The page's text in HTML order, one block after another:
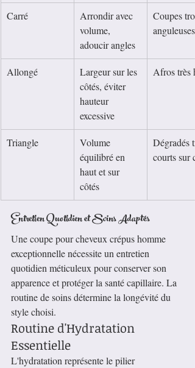
Carré
Arrondir avec
volume,
adoucir angles
Coupes
anguleuses
Allongé
Largeur sur les
côtés, éviter
hauteur
excessive
Afros très
Triangle
Volume
équilibré en
haut et sur
côtés
Dégradés
courts sur
Entretien Quotidien et Soins Adaptés
Une coupe pour cheveux crépus homme
exceptionnelle nécessite un entretien
quotidien méticuleux pour conserver son
apparence et protéger la santé capillaire. La
routine de soins détermine la longévité du
style choisi.
Routine d'Hydratation
Essentielle
L'hydratation représente le pilier